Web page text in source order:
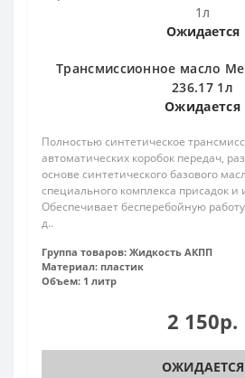
Ожидается
Трансмиссионное масло
236.17 1л
Ожидается
Полностью синтетическое
автоматических коробок передач,
основе синтетического базового
специального комплекса присадок и
Обеспечивает бесперебойную
д..
Группа товаров: Жидкость АКПП
Материал: пластик
Объем: 1 литр
2 150р.
ОЖИДАЕТСЯ